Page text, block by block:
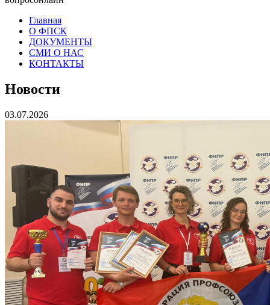
Главная
О ФПСК
ДОКУМЕНТЫ
СМИ О НАС
КОНТАКТЫ
Новости
03.07.2026